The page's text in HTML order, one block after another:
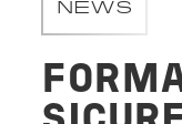
NEWS